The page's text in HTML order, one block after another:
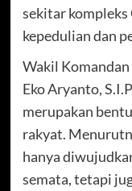
sekitar kompleks
kepedulian dan
Wakil
Eko Aryanto,
merupakan
rakyat.
hanya
semata, tetapi